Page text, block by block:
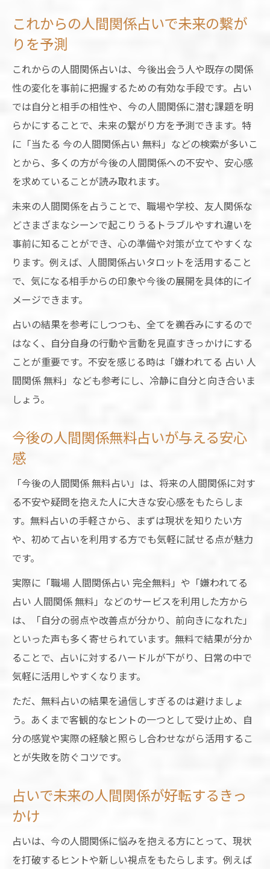
これからの人間関係占いで未来の繋が
りを予測
これからの人間関係占いは、今後出会う人や既存の関係
性の変化を事前に把握するための有効な手段です。占い
では自分と相手の相性や、今の人間関係に潜む課題を明
らかにすることで、未来の繋がり方を予測できます。特
に「当たる 今の人間関係占い 無料」などの検索が多いこ
とから、多くの方が今後の人間関係への不安や、安心感
を求めていることが読み取れます。
未来の人間関係を占うことで、職場や学校、友人関係な
どさまざまなシーンで起こりうるトラブルやすれ違いを
事前に知ることができ、心の準備や対策が立てやすくな
ります。例えば、人間関係占いタロットを活用すること
で、気になる相手からの印象や今後の展開を具体的にイ
メージできます。
占いの結果を参考にしつつも、全てを鵜呑みにするので
はなく、自分自身の行動や言動を見直すきっかけにする
ことが重要です。不安を感じる時は「嫌われてる 占い 人
間関係 無料」なども参考にし、冷静に自分と向き合いま
しょう。
今後の人間関係無料占いが与える安心
感
「今後の人間関係 無料占い」は、将来の人間関係に対す
る不安や疑問を抱えた人に大きな安心感をもたらしま
す。無料占いの手軽さから、まずは現状を知りたい方
や、初めて占いを利用する方でも気軽に試せる点が魅力
です。
実際に「職場 人間関係占い 完全無料」や「嫌われてる
占い 人間関係 無料」などのサービスを利用した方から
は、「自分の弱点や改善点が分かり、前向きになれた」
といった声も多く寄せられています。無料で結果が分か
ることで、占いに対するハードルが下がり、日常の中で
気軽に活用しやすくなります。
ただ、無料占いの結果を過信しすぎるのは避けましょ
う。あくまで客観的なヒントの一つとして受け止め、自
分の感覚や実際の経験と照らし合わせながら活用するこ
とが失敗を防ぐコツです。
占いで未来の人間関係が好転するきっ
かけ
占いは、今の人間関係に悩みを抱える方にとって、現状
を打破するヒントや新しい視点をもたらします。例えば